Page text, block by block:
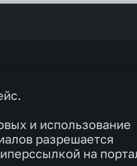
и использование
разрешается
на